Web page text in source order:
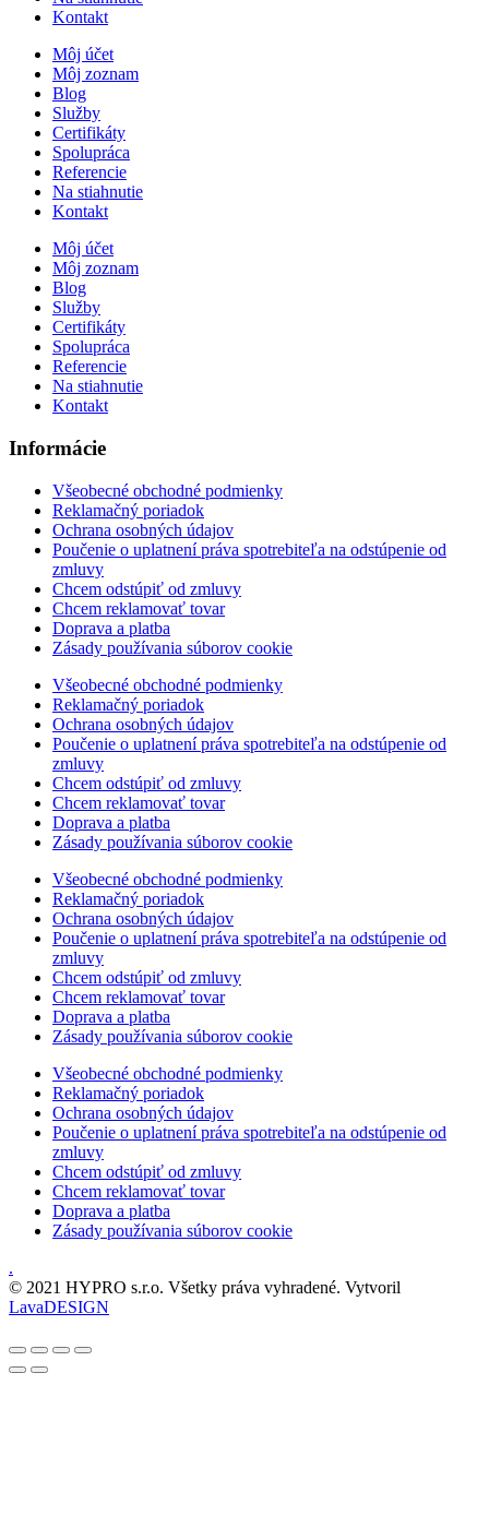
Kontakt
Môj účet
Môj zoznam
Blog
Služby
Certifikáty
Spolupráca
Referencie
Na stiahnutie
Kontakt
Môj účet
Môj zoznam
Blog
Služby
Certifikáty
Spolupráca
Referencie
Na stiahnutie
Kontakt
Informácie
Všeobecné obchodné podmienky
Reklamačný poriadok
Ochrana osobných údajov
Poučenie o uplatnení práva spotrebiteľa na odstúpenie od
zmluvy
Chcem odstúpiť od zmluvy
Chcem reklamovať tovar
Doprava a platba
Zásady používania súborov cookie
Všeobecné obchodné podmienky
Reklamačný poriadok
Ochrana osobných údajov
Poučenie o uplatnení práva spotrebiteľa na odstúpenie od
zmluvy
Chcem odstúpiť od zmluvy
Chcem reklamovať tovar
Doprava a platba
Zásady používania súborov cookie
Všeobecné obchodné podmienky
Reklamačný poriadok
Ochrana osobných údajov
Poučenie o uplatnení práva spotrebiteľa na odstúpenie od
zmluvy
Chcem odstúpiť od zmluvy
Chcem reklamovať tovar
Doprava a platba
Zásady používania súborov cookie
Všeobecné obchodné podmienky
Reklamačný poriadok
Ochrana osobných údajov
Poučenie o uplatnení práva spotrebiteľa na odstúpenie od
zmluvy
Chcem odstúpiť od zmluvy
Chcem reklamovať tovar
Doprava a platba
Zásady používania súborov cookie
.
© 2021 HYPRO s.r.o. Všetky práva vyhradené. Vytvoril
LavaDESIGN